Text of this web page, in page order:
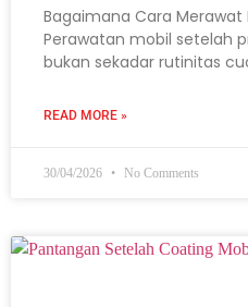
Bagaimana Cara
Perawatan mobil setelah
bukan sekadar rutinitas
READ MORE »
30/04/2026 No Comments